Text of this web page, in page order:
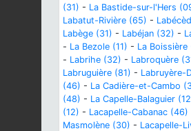
(31) - La Bastide-sur-l'Hers
Labatut-Rivière (65) -
Labège (31) - Labéjan (32) -
- La Bezole (11) - La Boissière
- Labrihe (32) - Labroquère
Labruguière (81) - Labruyère-
(46) - La Cadière-et-Cambo
(48) - La Capelle-Balaguier
(12) - Lacapelle-Cabanac (46)
Masmolène (30) - Lacapelle-